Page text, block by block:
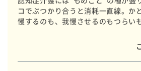
コでぶつかり合うと消耗一直線。か
慢するのも、我慢させるのもつらい
まなトラブルをもめずに解決するヒ